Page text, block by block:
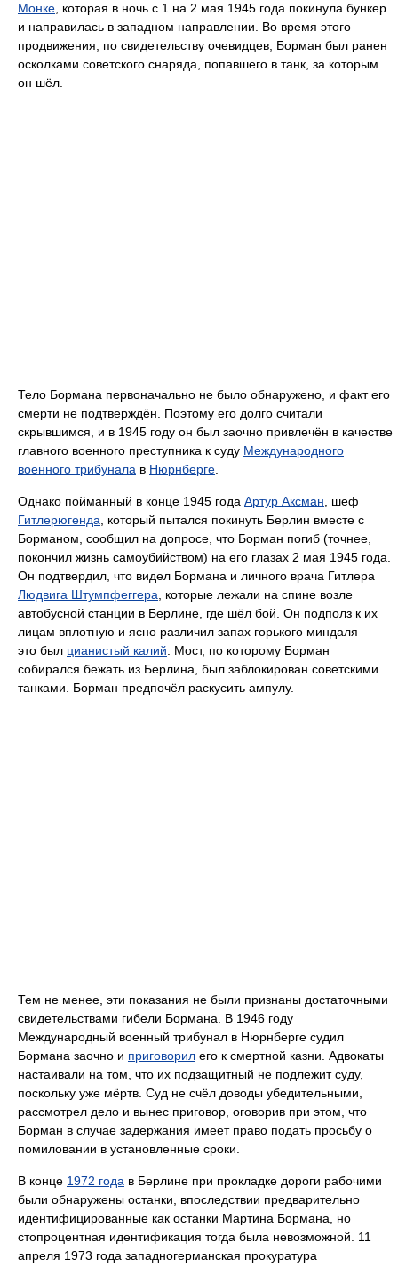
Монке , которая в ночь с 1 на 2 мая 1945 года покинула бункер
и направилась в западном направлении. Во время этого
продвижения, по свидетельству очевидцев, Борман был ранен
осколками советского снаряда, попавшего в танк, за которым
он шёл.
Тело Бормана первоначально не было обнаружено, и факт его
смерти не подтверждён. Поэтому его долго считали
скрывшимся, и в 1945 году он был заочно привлечён в качестве
главного военного преступника к суду Международного
военного трибунала в Нюрнберге
Однако пойманный в конце 1945 года Артур Аксман , шеф
Гитлерюгенда , который пытался покинуть Берлин вместе с
Борманом, сообщил на допросе, что Борман погиб (точнее,
покончил жизнь самоубийством) на его глазах 2 мая 1945 года.
Он подтвердил, что видел Бормана и личного врача Гитлера
Людвига Штумпфеггера , которые лежали на спине возле
автобусной станции в Берлине, где шёл бой. Он подполз к их
лицам вплотную и ясно различил запах горького миндаля —
это был цианистый калий . Мост, по которому Борман
собирался бежать из Берлина, был заблокирован советскими
танками. Борман предпочёл раскусить ампулу.
Тем не менее, эти показания не были признаны достаточными
свидетельствами гибели Бормана. В 1946 году
Международный военный трибунал в Нюрнберге судил
Бормана заочно и приговорил его к смертной казни. Адвокаты
настаивали на том, что их подзащитный не подлежит суду,
поскольку уже мёртв. Суд не счёл доводы убедительными,
рассмотрел дело и вынес приговор, оговорив при этом, что
Борман в случае задержания имеет право подать просьбу о
помиловании в установленные сроки.
В конце 1972 года в Берлине при прокладке дороги рабочими
были обнаружены останки, впоследствии предварительно
идентифицированные как останки Мартина Бормана, но
стопроцентная идентификация тогда была невозможной. 11
апреля 1973 года западногерманская прокуратура